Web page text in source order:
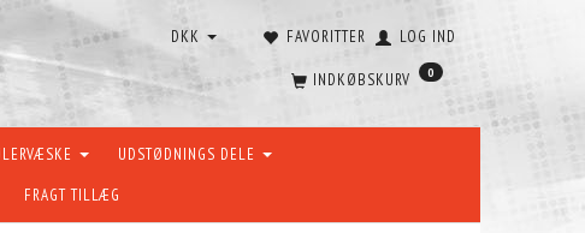
FAVORITTER LOG IND
DKK
INDKØBSKURV 0
UDSTØDNINGS DELE
FRAGT TILLÆG